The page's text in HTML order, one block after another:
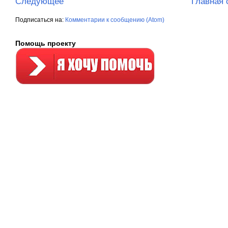
Подписаться на: Комментарии к сообщению (Atom)
Помощь проекту